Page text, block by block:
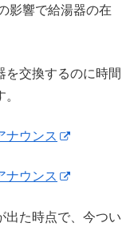
影響で給湯器の在
を交換するのに時間
ナウンス
ナウンス
出た時点で、今つい